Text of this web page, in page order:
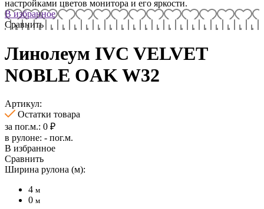
настройками цветов монитора и его яркости.
В избранное
Сравнить
Линолеум IVC VELVET
NOBLE OAK W32
Артикул:
Остатки товара
за пог.м.: 0 ₽
в рулоне: - пог.м.
В избранное
Сравнить
Ширина рулона (м):
4 м
0 м